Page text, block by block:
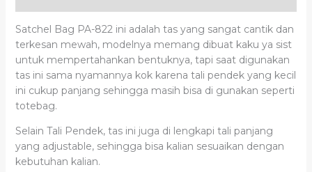
Satchel Bag PA-822 ini adalah tas yang sangat cantik dan
terkesan mewah, modelnya memang dibuat kaku ya sist
untuk mempertahankan bentuknya, tapi saat digunakan
tas ini sama nyamannya kok karena tali pendek yang kecil
ini cukup panjang sehingga masih bisa di gunakan seperti
totebag.
Selain Tali Pendek, tas ini juga di lengkapi tali panjang
yang adjustable, sehingga bisa kalian sesuaikan dengan
kebutuhan kalian.